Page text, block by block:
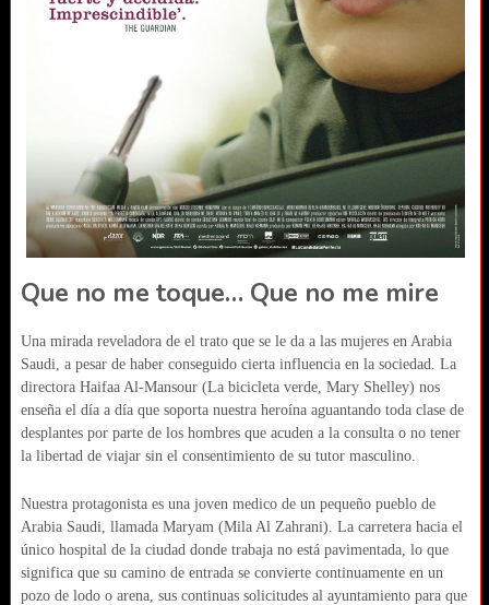
Que no me toque… Que no me mire
Una mirada reveladora de el trato que se le da a las mujeres en Arabia
Saudi, a pesar de haber conseguido cierta influencia en la sociedad. La
directora Haifaa Al-Mansour (La bicicleta verde, Mary Shelley) nos
enseña el día a día que soporta nuestra heroína aguantando toda clase de
desplantes por parte de los hombres que acuden a la consulta o no tener
la libertad de viajar sin el consentimiento de su tutor masculino.
Nuestra protagonista es una joven medico de un pequeño pueblo de
Arabia Saudi, llamada Maryam (Mila Al Zahrani). La carretera hacia el
único hospital de la ciudad donde trabaja no está pavimentada, lo que
significa que su camino de entrada se convierte continuamente en un
pozo de lodo o arena, sus continuas solicitudes al ayuntamiento para que